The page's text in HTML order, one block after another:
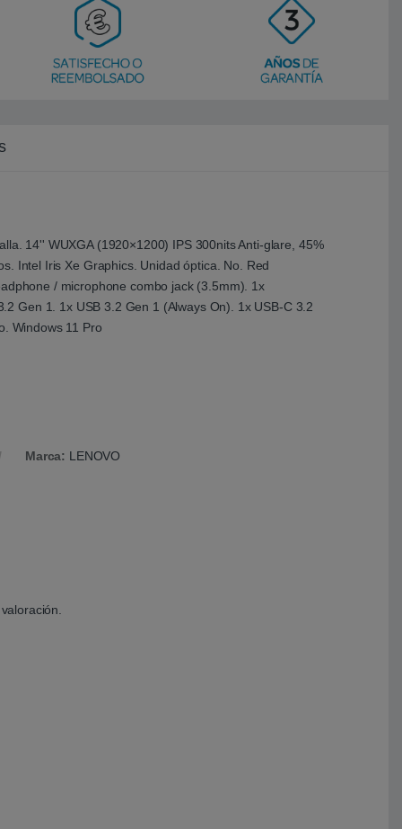
14'' WUXGA (1920×1200) IPS 300nits Anti-glare, 45%
Intel Iris Xe Graphics. Unidad óptica. No. Red
/ microphone combo jack (3.5mm). 1x
Gen 1. 1x USB 3.2 Gen 1 (Always On). 1x USB-C 3.2
Windows 11 Pro
Marca: LENOVO